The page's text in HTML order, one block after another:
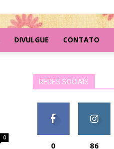
DIVULGUE CONTATO
0
REDES SOCIAIS
0 86